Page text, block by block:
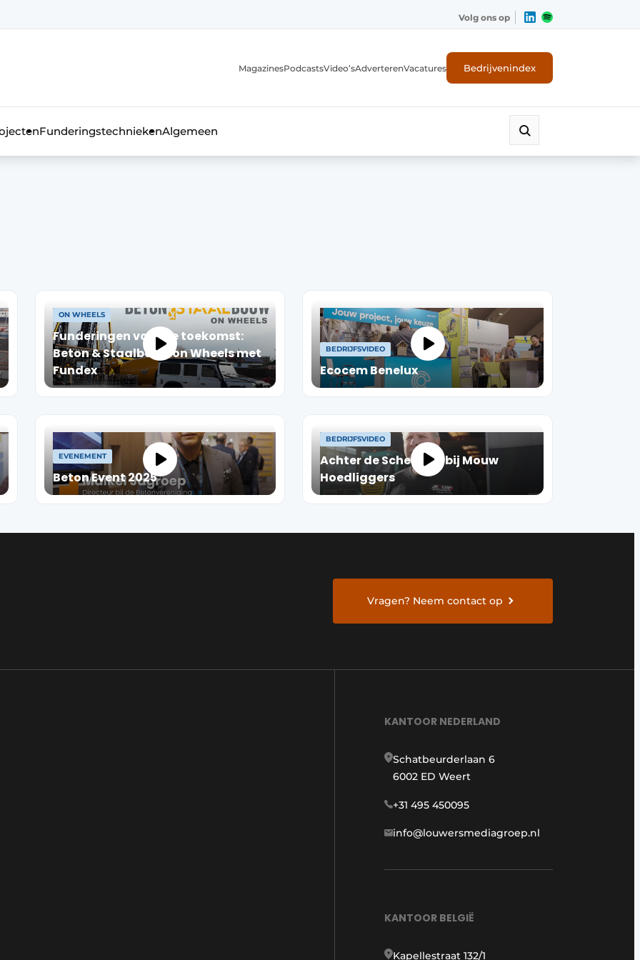
voor de beton- en staalbouwbranche
Volg ons op
MagazinesPodcastsVideo’sAdverterenVacatures Bedrijvenindex
FunderingstechniekenAlgemeen
ON WHEELS
Funderingen voor de toekomst:
Beton & Staalbouw on Wheels met
Fundex
BEDRIJFSVIDEO
Ecocem Benelux
EVENEMENT
Beton Event 2025
BEDRIJFSVIDEO
Achter de Schermen bij Mouw
Hoedliggers
Vragen? Neem contact op
KANTOOR NEDERLAND
Schatbeurderlaan 6
6002 ED Weert
+31 495 450095
info@louwersmediagroep.nl
KANTOOR BELGIË
Kapellestraat 132/1